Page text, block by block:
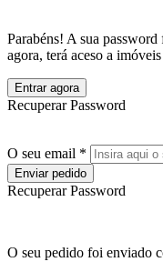
Parabéns! A sua
agora, terá aceso a
Entrar agora
Recuperar Password
O seu email *
Enviar pedido
Recuperar Password
O seu pedido foi enviado